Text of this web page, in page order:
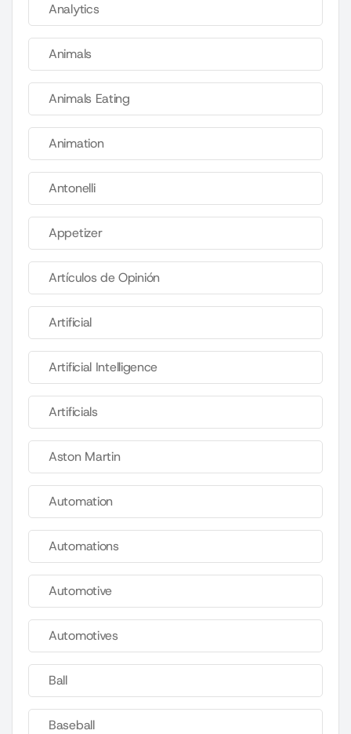
Analytics
Animals
Animals Eating
Animation
Antonelli
Appetizer
Artículos de Opinión
Artificial
Artificial Intelligence
Artificials
Aston Martin
Automation
Automations
Automotive
Automotives
Ball
Baseball